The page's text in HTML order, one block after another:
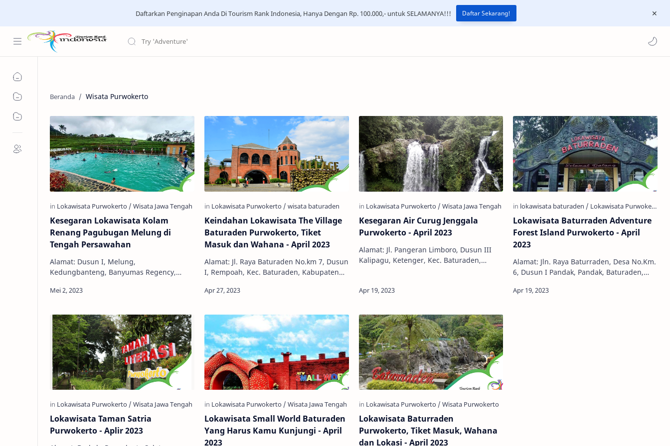
Daftarkan Penginapan Anda Di Tourism Rank Indonesia, Hanya Dengan Rp. 100.000,- untuk SELAMANYA!!! Daftar Sekarang!
Wisata Purwokerto
Kesegaran Lokawisata Kolam
Renang Pagubugan Melung di
Tengah Persawahan
Alamat: Dusun I, Melung,
Kedungbanteng, Banyumas Regency,
Harga Tiket: Rp. 10.000,00 Jam Buka: 07.30
Keindahan Lokawisata The Village
Baturaden Purwokerto, Tiket
Masuk dan Wahana - April 2023
Alamat: Jl. Raya Baturaden No.km 7, Dusun
I, Rempoah, Kec. Baturaden, Kabupaten
(0281) 6512271 / 085725659801 / …
Kesegaran Air Curug Jenggala
Purwokerto - April 2023
Alamat: Jl. Pangeran Limboro, Dusun III
Kalipagu, Ketenger, Kec. Baturaden,
Lokawisata Baturraden Adventure
Forest Island Purwokerto - April
2023
Alamat: Jln. Raya Baturraden, Desa No.Km.
6, Dusun I Pandak, Pandak, Baturaden,
Telepon: 085877777316 Jam Buk…
Lokawisata Taman Satria
Purwokerto - Aplir 2023
Lokawisata Small World Baturaden
Yang Harus Kamu Kunjungi - April
2023
Lokawisata Baturraden
Purwokerto, Tiket Masuk, Wahana
dan Lokasi - April 2023